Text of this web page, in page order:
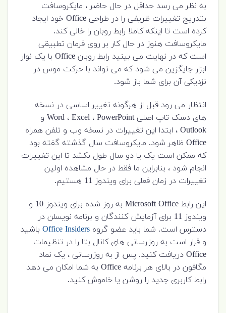
به نظر می رسد حداقل در حال حاضر ، مایکروسافت
بتدریج تغییرات ظریفی را در طراحی Office خود ایجاد
کرده است تا اینکه کاملا رابط روبان را خالی کند.
مایکروسافت هنوز در حال کار بر روی فرمان تطبیقی
است که در نهایت می بینید رابط روبان Office با یک نوار
ابزار جایگزین می شود که می تواند با حرکت موس در
نزدیکی آن برای شما باز شود.
انتظار می رود قبل از هرگونه تغییر اساسی در نسخه
های دسک تاپ اصلی Word ، Excel ، PowerPoint و
Outlook ، ابتدا این تغییرات در نسخه وب و تلفن همراه
Office ظاهر شود. مایکروسافت سال گذشته گفته بود
که ممکن است یک یا دو سال طول بکشد تا این تغییرات
انجام شود ، بنابراین ما فقط در حال مشاهده اولین
تغییرات در زمان فعلی برای ویندوز 11 هستیم.
این رابط Microsoft Office به روز شده برای ویندوز 10 و
ویندوز 11 برای آزمایش کنندگان و برنامه نویسلن در
دسترس است. شما باید عضو گروه Office Insiders باشید
و قرار است به روزرسانی های کانال بتا را در تنظیمات
Office دریافت کنید. پس از به روزرسانی ، یک نماد
مگافون در بالای هر برنامه Office به شما امکان می دهد
رابط کاربری جدید را روشن یا خاموش کنید.